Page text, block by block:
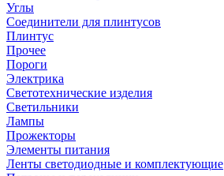
Углы
Соединители для плинтусов
Плинтус
Прочее
Пороги
Электрика
Светотехнические изделия
Светильники
Лампы
Прожекторы
Элементы питания
Ленты светодиодные и комплектующие